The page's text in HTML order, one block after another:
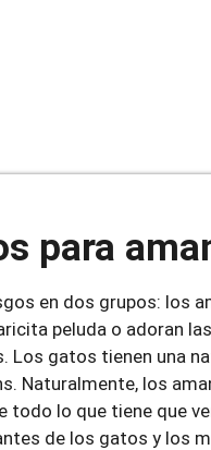
para
en dos grupos:
peluda o adoran
gatos tienen una
Naturalmente, los
todo lo que tiene que
de los gatos y los